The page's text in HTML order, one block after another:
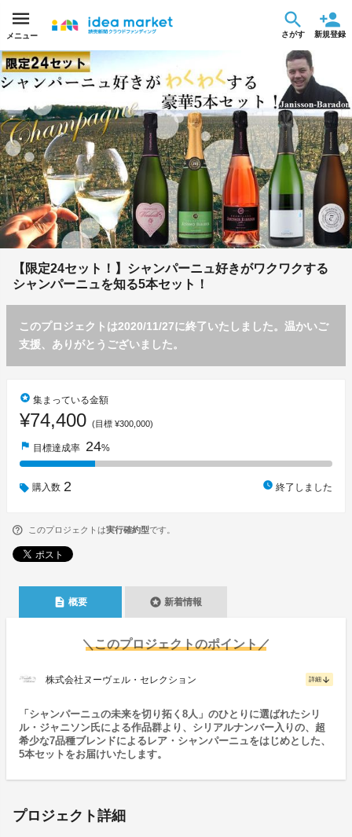
メニュー さがす 新規登録
【限定24セット！】シャンパーニュ好きがワクワクする
シャンパーニュを知る5本セット！
このプロジェクトは2020/11/27に終了いたしました。温かいご
支援、ありがとうございました。
stars 集まっている金額
¥74,400 (目標 ¥300,000)
flag 目標達成率 24%
購入数 2 watch_later 終了しました
このプロジェクトは実行確約型です。
description 概要 stars 新着情報
＼このプロジェクトのポイント／
株式会社ヌーヴェル・セレクション 詳細 arrow_downward
「シャンパーニュの未来を切り拓く8人」のひとりに選ばれたシリ
ル・ジャニソン氏による作品群より、シリアルナンバー入りの、超
希少な7品種ブレンドによるレア・シャンパーニュをはじめとした、
5本セットをお届けいたします。
プロジェクト詳細